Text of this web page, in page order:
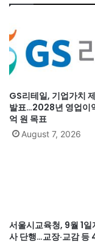
GS리테일, 기업가치
발표…2028년 영업이
억 원 목표
August 7, 2026
서울시교육청, 9월 1일
사 단행…교장·교감 등